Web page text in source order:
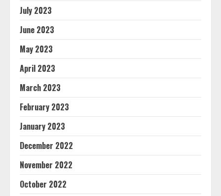
July 2023
June 2023
May 2023
April 2023
March 2023
February 2023
January 2023
December 2022
November 2022
October 2022